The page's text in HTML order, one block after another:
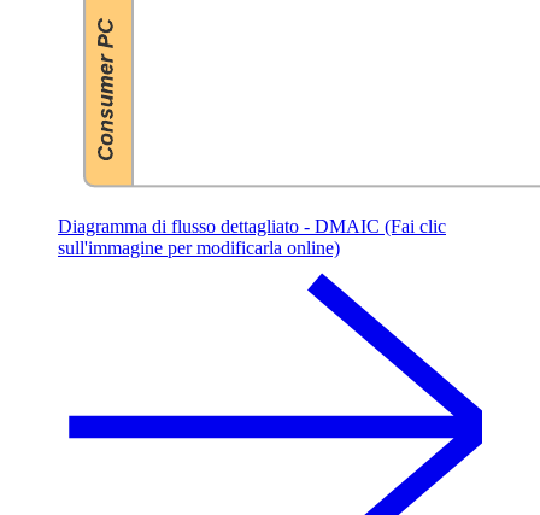
Diagramma di flusso dettagliato - DMAIC (Fai clic
sull'immagine per modificarla online)